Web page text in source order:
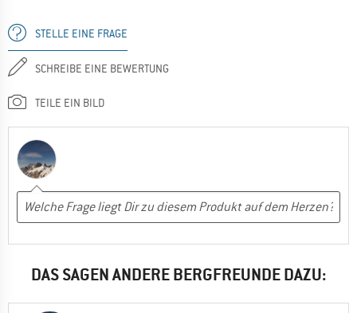
STELLE EINE FRAGE
SCHREIBE EINE BEWERTUNG
TEILE EIN BILD
DAS SAGEN ANDERE BERGFREUNDE DAZU: